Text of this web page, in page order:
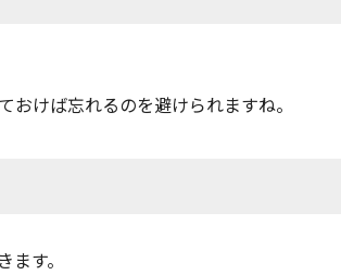
けば忘れるのを避けられますね。
す。